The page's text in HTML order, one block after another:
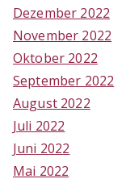
Dezember 2022
November 2022
Oktober 2022
September 2022
August 2022
Juli 2022
Juni 2022
Mai 2022